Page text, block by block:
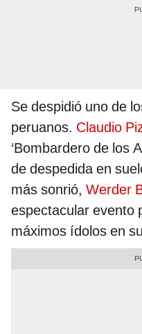
Se despidió uno de
peruanos. Claudio
‘Bombardero de los
de despedida en
más sonrió, Werder
espectacular evento
máximos ídolos en